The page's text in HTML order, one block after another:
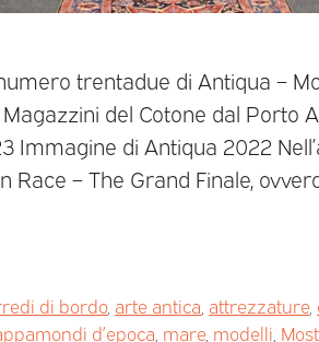
trentadue di Antiqua –
del Cotone dal Porto
Immagine di Antiqua 2022
– The Grand Finale,
di bordo, arte antica attrezzature,
d’epoca mare, modelli